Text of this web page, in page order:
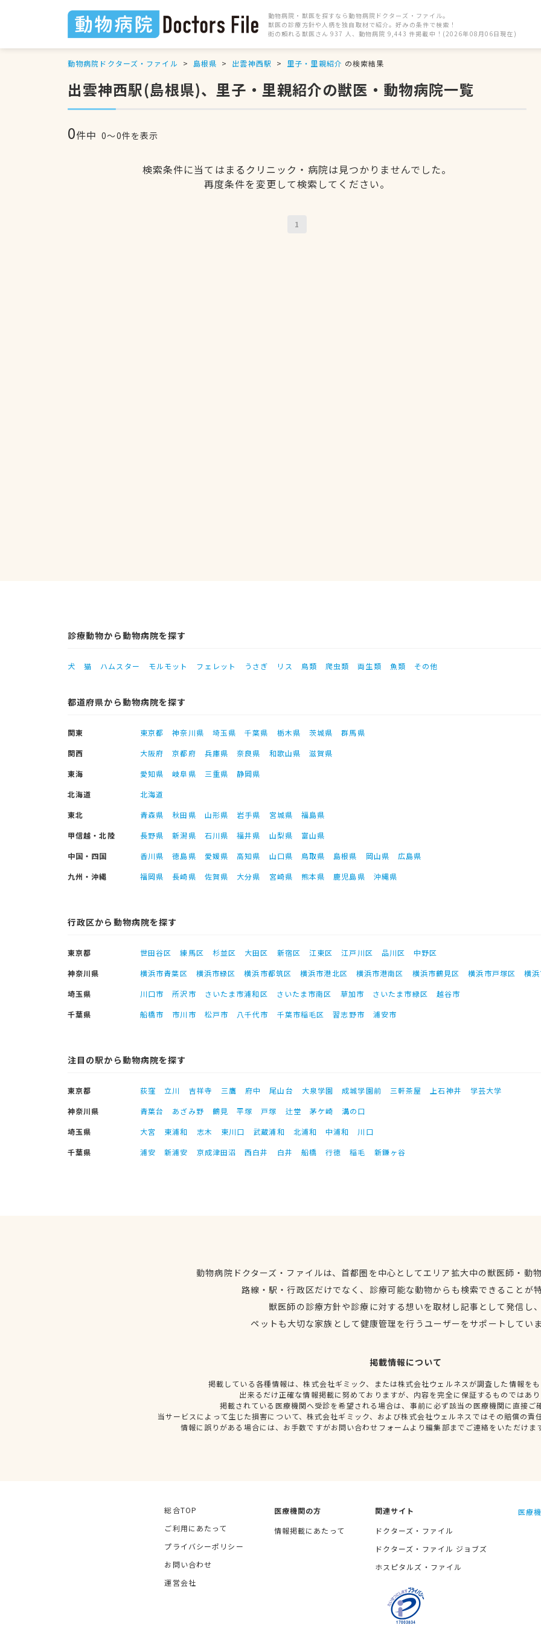
動物病院・獣医を探すなら動物病院ドクターズ・ファイル。
獣医の診療方針や人柄を独自取材で紹介。好みの条件で検索！
街の頼れる獣医さん 937 人、動物病院 9,443 件掲載中！(2026年08月06日現在)
動物病院ドクターズ・ファイル 島根県 出雲神西駅 里子・里親紹介 の検索結果
出雲神西駅(島根県)、里子・里親紹介の獣医・動物病院一覧
0件中 0〜0件を表示
検索条件に当てはまるクリニック・病院は見つかりませんでした。
再度条件を変更して検索してください。
1
診療動物から動物病院を探す
犬 猫 ハムスター モルモット フェレット うさぎ リス 鳥類 爬虫類 両生類 魚類 その他
都道府県から動物病院を探す
関東 東京都 神奈川県 埼玉県 千葉県 栃木県 茨城県
群馬県
関西
大阪府 京都府 兵庫県 奈良県 和歌山県
滋賀県
東海
愛知県 岐阜県 三重県
静岡県
北海道
北海道
東北
青森県 秋田県 山形県 岩手県 宮城県
福島県
甲信越・北陸
長野県 新潟県 石川県 福井県 山梨県
富山県
中国・四国
香川県 徳島県 愛媛県 高知県 山口県 鳥取県 島根県 岡山県
広島県
九州・沖縄
福岡県 長崎県 佐賀県 大分県 宮崎県 熊本県 鹿児島県 沖縄県
行政区から動物病院を探す
東京都 世田谷区 練馬区 杉並区 大田区 新宿区 江東区 江戸川区 品川区
中野区
神奈川県
横浜市青葉区 横浜市緑区 横浜市都筑区 横浜市港北区 横浜市港南区 横浜市鶴見区 横浜市戸塚区
横
埼玉県
川口市 所沢市 さいたま市浦和区 さいたま市南区 草加市 さいたま市緑区
越谷市
千葉県
船橋市 市川市 松戸市 八千代市 千葉市稲毛区 習志野市 浦安市
注目の駅から動物病院を探す
東京都 荻窪 立川 吉祥寺 三鷹 府中 尾山台 大泉学園 成城学園前 三軒茶屋 上石神井
学芸大学
神奈川県
青葉台 あざみ野 鶴見 平塚 戸塚 辻堂 茅ケ崎
溝の口
埼玉県
大宮 東浦和 志木 東川口 武蔵浦和 北浦和 中浦和
川口
千葉県
浦安 新浦安 京成津田沼 西白井 白井 船橋 行徳 稲毛 新鎌ヶ谷
動物病院ドクターズ・ファイルは、首都圏を中心としてエリア拡大中の獣医師・動
路線・駅・行政区だけでなく、診療可能な動物からも検索できることが
獣医師の診療方針や診療に対する想いを取材し記事として発信し
ペットも大切な家族として健康管理を行うユーザーをサポートしてい
掲載情報について
掲載している各種情報は、株式会社ギミック、または株式会社ウェルネスが調査した情報を
出来るだけ正確な情報掲載に努めておりますが、内容を完全に保証するものではあ
掲載されている医療機関へ受診を希望される場合は、事前に必ず該当の医療機関に直接ご
当サービスによって生じた損害について、株式会社ギミック、および株式会社ウェルネスではその賠償の責
情報に誤りがある場合には、お手数ですがお問い合わせフォームより編集部までご連絡をいただけま
総合TOP
ご利用にあたって
プライバシーポリシー
お問い合わせ
運営会社
医療機関の方
情報掲載にあたって
関連サイト
ドクターズ・ファイル
ドクターズ・ファイル ジョブズ
ホスピタルズ・ファイル
医療